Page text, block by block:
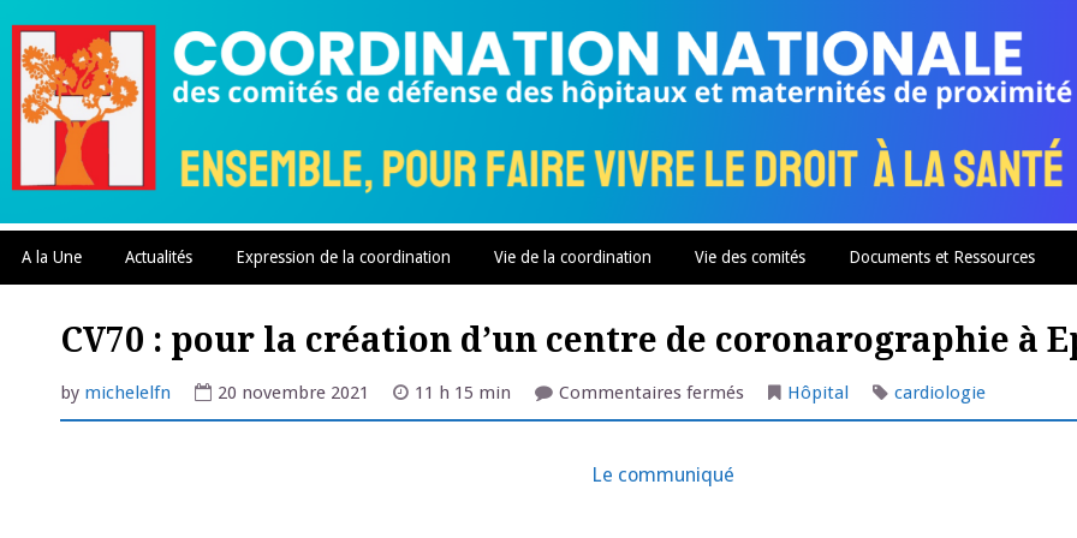
content
A la Une Actualités Expression de la coordination Vie de la coordination Vie des comités Documents et Ressources
CV70 : pour la création d’un centre de coronarographie à
by michelelfn 20 novembre 2021 11 h 15 min Commentaires ferméssur
:
Hôpital cardiologie
Le communiqué